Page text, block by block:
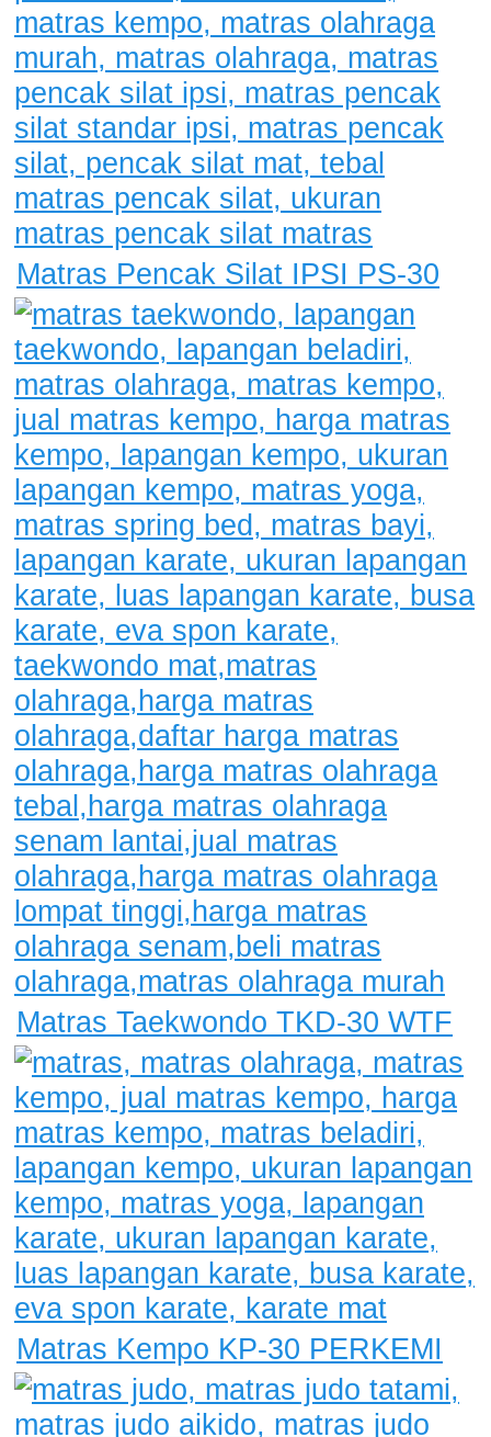
Matras Pencak Silat IPSI PS-30
Matras Taekwondo TKD-30 WTF
Matras Kempo KP-30 PERKEMI